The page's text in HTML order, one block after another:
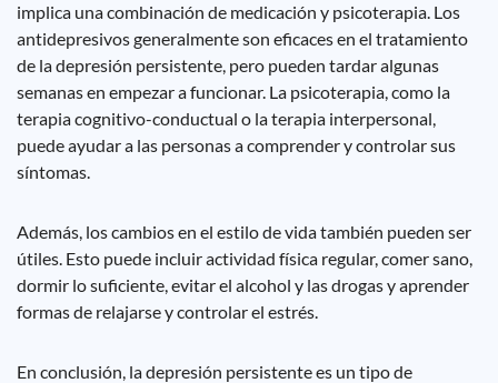
implica una combinación de medicación y psicoterapia. Los
antidepresivos generalmente son eficaces en el tratamiento
de la depresión persistente, pero pueden tardar algunas
semanas en empezar a funcionar. La psicoterapia, como la
terapia cognitivo-conductual o la terapia interpersonal,
puede ayudar a las personas a comprender y controlar sus
síntomas.
Además, los cambios en el estilo de vida también pueden ser
útiles. Esto puede incluir actividad física regular, comer sano,
dormir lo suficiente, evitar el alcohol y las drogas y aprender
formas de relajarse y controlar el estrés.
En conclusión, la depresión persistente es un tipo de